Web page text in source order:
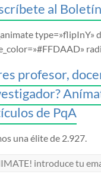
al
type=»flipInY»
profesor,
de PqA
una élite de 2.927.